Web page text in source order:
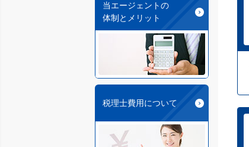
当エージェントの
体制とメリット
税理士費用について